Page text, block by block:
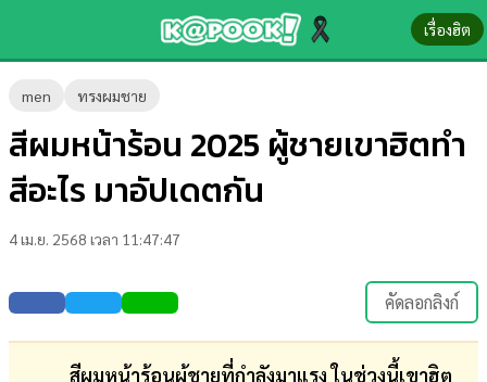
เรื่องฮิต
men ทรงผมชาย
สีผมหน้าร้อน 2025 ผู้ชายเขาฮิตทำ
สีอะไร มาอัปเดตกัน
4 เม.ย. 2568 เวลา 11:47:47
คัดลอกลิงก์
สีผมหน้าร้อนผู้ชายที่กำลังมาแรง ในช่วงนี้เขาฮิต
ข่าว-
ความ
รู้
บันเทิง
ตรวจ